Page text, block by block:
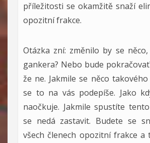
příležitosti se okamžitě snaží
opozitní frakce.
Otázka zní: změnilo by se
gankera? Nebo bude
že ne. Jakmile se něco
se to na vás podepíše. Jako
naočkuje. Jakmile spustíte
se nedá zastavit. Budete se
všech členech opozitní frakce a